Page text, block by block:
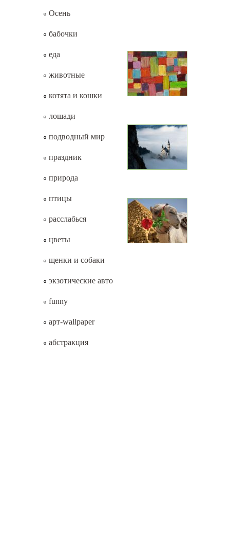
Осень
бабочки
еда
животные
котята и кошки
лошади
подводный мир
праздник
природа
птицы
расслабься
цветы
щенки и собаки
экзотические авто
funny
арт-wallpaper
абстракция